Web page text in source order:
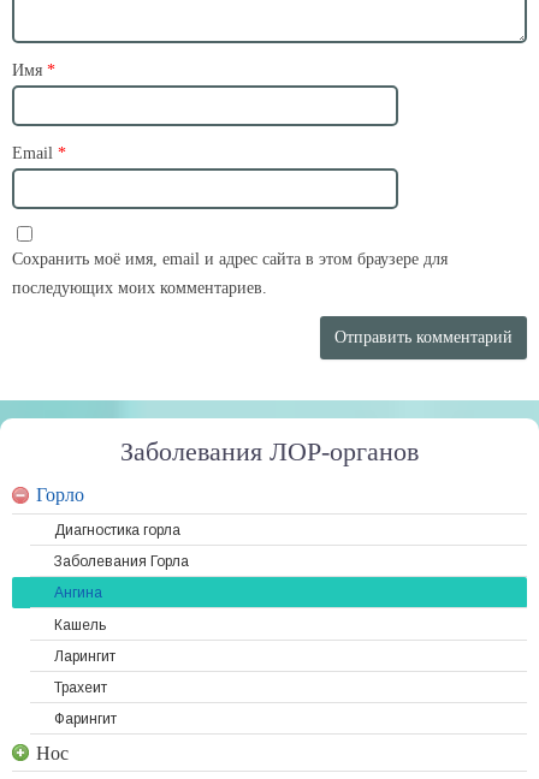
Имя *
Email *
Сохранить моё имя, email и адрес сайта в этом браузере для
последующих моих комментариев.
Заболевания ЛОР-органов
Горло
Диагностика горла
Заболевания Горла
Ангина
Кашель
Ларингит
Трахеит
Фарингит
Нос